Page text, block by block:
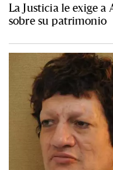
La Justicia le exige a
sobre su patrimonio